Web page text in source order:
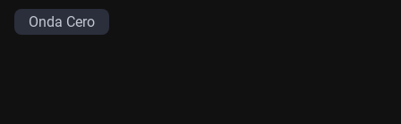
Onda Cero